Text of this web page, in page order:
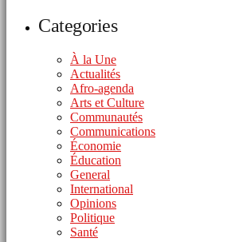
Categories
À la Une
Actualités
Afro-agenda
Arts et Culture
Communautés
Communications
Économie
Éducation
General
International
Opinions
Politique
Santé